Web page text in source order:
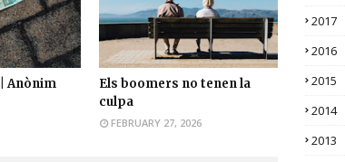
Anònim
Els boomers no tenen la
culpa
FEBRUARY 27, 2026
2017
2016
2015
2014
2013